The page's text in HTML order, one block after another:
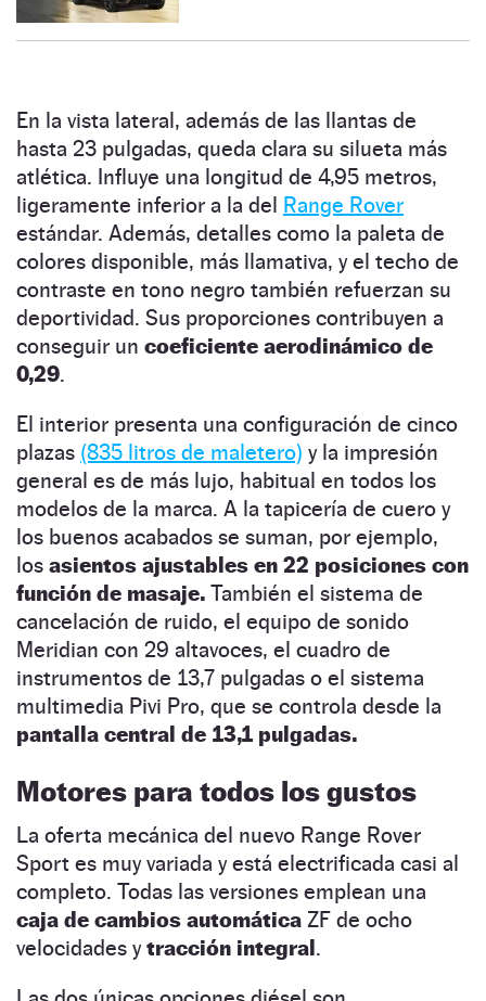
En la vista lateral, además de las llantas de
hasta 23 pulgadas, queda clara su silueta más
atlética. Influye una longitud de 4,95 metros,
ligeramente inferior a la del Range Rover
estándar. Además, detalles como la paleta de
colores disponible, más llamativa, y el techo de
contraste en tono negro también refuerzan su
deportividad. Sus proporciones contribuyen a
conseguir un coeficiente aerodinámico de
0,29.
El interior presenta una configuración de cinco
plazas (835 litros de maletero) y la impresión
general es de más lujo, habitual en todos los
modelos de la marca. A la tapicería de cuero y
los buenos acabados se suman, por ejemplo,
los asientos ajustables en 22 posiciones con
función de masaje. También el sistema de
cancelación de ruido, el equipo de sonido
Meridian con 29 altavoces, el cuadro de
instrumentos de 13,7 pulgadas o el sistema
multimedia Pivi Pro, que se controla desde la
pantalla central de 13,1 pulgadas.
Motores para todos los gustos
La oferta mecánica del nuevo Range Rover
Sport es muy variada y está electrificada casi al
completo. Todas las versiones emplean una
caja de cambios automática ZF de ocho
velocidades ytracción integral.